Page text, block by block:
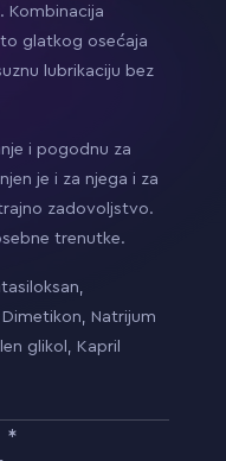
Kombinacija
glatkog osećaja
lubrikaciju bez
i pogodnu za
je i za njega i za
zadovoljstvo.
trenutke.
Natrijum
glikol, Kapril